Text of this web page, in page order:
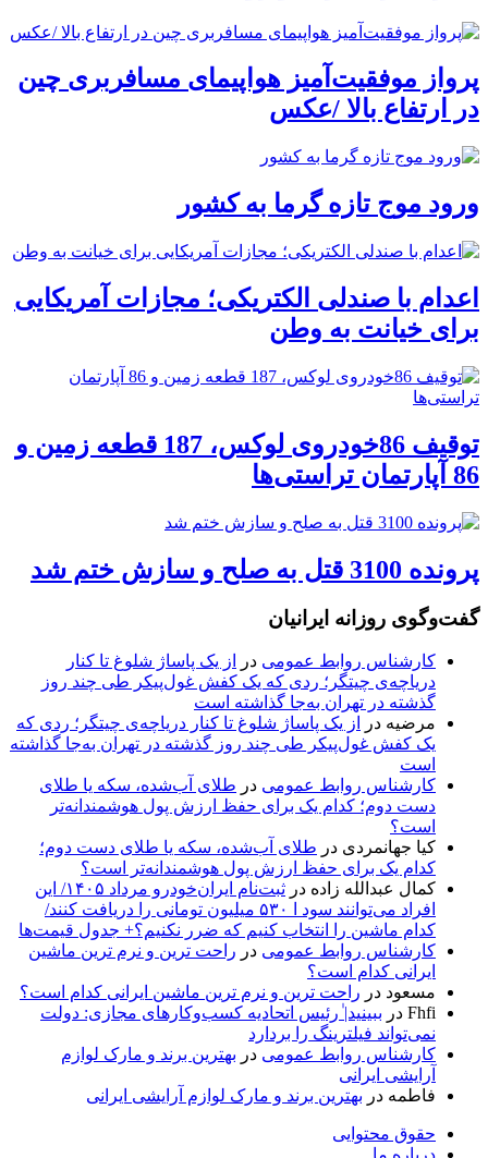
پرواز موفقیت‌آمیز هواپیمای مسافربری چین
در ارتفاع بالا /عکس
ورود موج تازه گرما به کشور
اعدام با صندلی الکتریکی؛ مجازات آمریکایی
برای خیانت به وطن
توقیف 86خودروی لوکس، 187 قطعه زمین و
86 آپارتمان تراستی‌ها
پرونده 3100 قتل به صلح و سازش ختم شد
گفت‌وگوی روزانه ایرانیان
کارشناس روابط عمومی در
از یک پاساژ شلوغ تا کنار
دریاچه‌ی چیتگر؛ ردی که یک کفش غول‌پیکر طی چند روز
گذشته در تهران به‌جا گذاشته است
مرضیه در
از یک پاساژ شلوغ تا کنار دریاچه‌ی چیتگر؛ ردی که
یک کفش غول‌پیکر طی چند روز گذشته در تهران به‌جا گذاشته
است
کارشناس روابط عمومی در طلای آب‌شده، سکه یا طلای
دست دوم؛ کدام یک برای حفظ ارزش پول هوشمندانه‌تر
است؟
کیا جهانمردی در طلای آب‌شده، سکه یا طلای دست دوم؛
کدام یک برای حفظ ارزش پول هوشمندانه‌تر است؟
کمال عبدالله زاده در
ثبت‌نام ایران‌خودرو مرداد ۱۴۰۵/ این
افراد می‌توانند سود ا ۵۳۰ میلیون تومانی را دریافت کنند/
کدام ماشین را انتخاب کنیم که ضرر نکنیم؟+ جدول قیمت‌ها
کارشناس روابط عمومی در راحت ترین و نرم ترین ماشین
ایرانی کدام است؟
مسعود در راحت ترین و نرم ترین ماشین ایرانی کدام است؟
Fhfi در ببینید| ٰرئیس اتحادیه کسب‌وکارهای مجازی: دولت
نمی‌تواند فیلترینگ را بردارد
کارشناس روابط عمومی در بهترین برند و مارک لوازم
آرایشی ایرانی
فاطمه در بهترین برند و مارک لوازم آرایشی ایرانی
حقوق محتوایی